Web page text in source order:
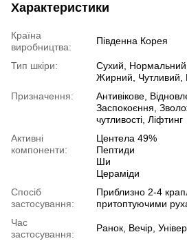
Характеристики
Країна
виробництва:
Південна Корея
Тип шкіри:
Сухий,
Жирний, Чутливий,
Призначення:
Антивікове,
Заспокоєння,
чутливості, Ліфтинг
Активні
компоненти:
Центела 49%
Пептиди
Ши
Цераміди
Спосіб
застосування:
Приблизно 2-4
притоптуючими
Час
застосування:
Ранок, Вечір,